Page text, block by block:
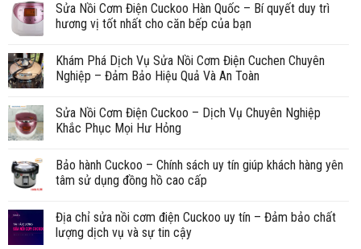
Sửa Nồi Cơm Điện Cuckoo Hàn Quốc – Bí quyết duy trì
hương vị tốt nhất cho căn bếp của bạn
Khám Phá Dịch Vụ Sửa Nồi Cơm Điện Cuchen Chuyên
Nghiệp – Đảm Bảo Hiệu Quả Và An Toàn
Sửa Nồi Cơm Điện Cuckoo – Dịch Vụ Chuyên Nghiệp
Khắc Phục Mọi Hư Hỏng
Bảo hành Cuckoo – Chính sách uy tín giúp khách hàng yên
tâm sử dụng đồng hồ cao cấp
Địa chỉ sửa nồi cơm điện Cuckoo uy tín – Đảm bảo chất
lượng dịch vụ và sự tin cậy